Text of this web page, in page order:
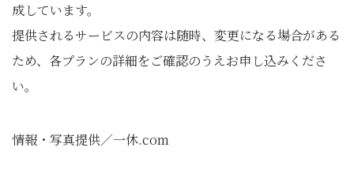
成しています。
提供されるサービスの内容は随時、変更になる場合がある
ため、各プランの詳細をご確認のうえお申し込みくださ
い。
情報・写真提供／⼀休.com